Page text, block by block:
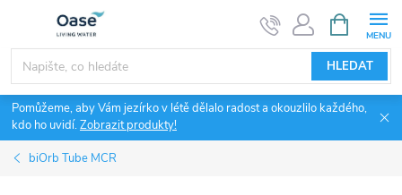
obsah
HLEDAT
NÁKUPNÍ
KOŠÍK
Pomůžeme, aby Vám jezírko v létě dělalo radost a okouzlilo každého,
kdo ho uvidí.Zobrazit produkty!
biOrb Tube MCR